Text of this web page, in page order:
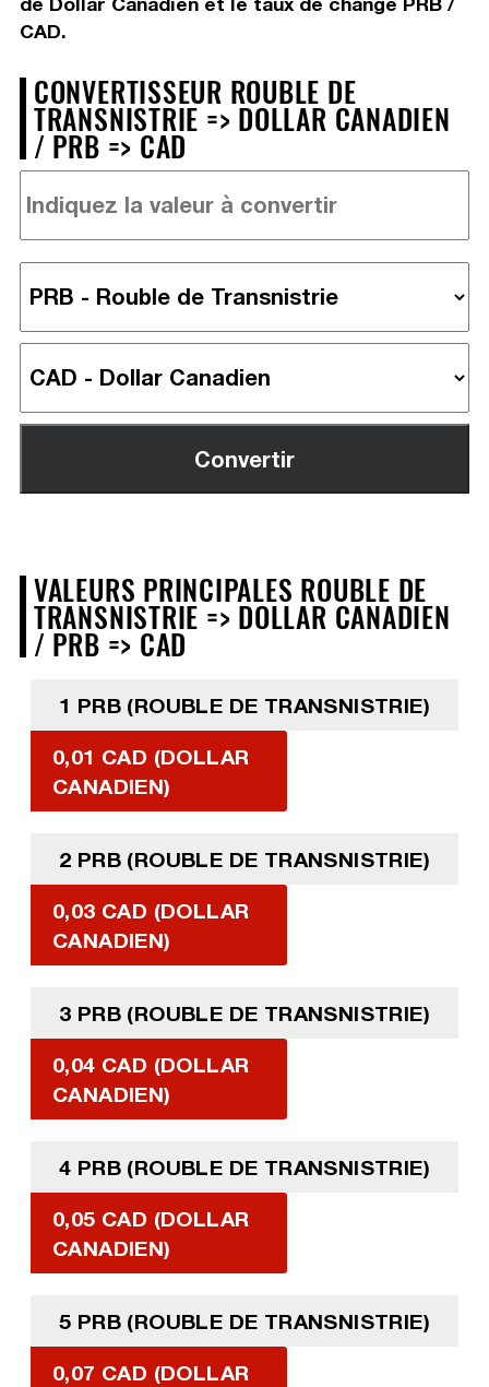
CAD.
CONVERTISSEUR ROUBLE DE
TRANSNISTRIE => DOLLAR CANADIEN
/ PRB => CAD
VALEURS PRINCIPALES ROUBLE DE
TRANSNISTRIE => DOLLAR CANADIEN
/ PRB => CAD
1 PRB (ROUBLE DE TRANSNISTRIE)
0,01 CAD (DOLLAR
CANADIEN)
2 PRB (ROUBLE DE TRANSNISTRIE)
0,03 CAD (DOLLAR
CANADIEN)
3 PRB (ROUBLE DE TRANSNISTRIE)
0,04 CAD (DOLLAR
CANADIEN)
4 PRB (ROUBLE DE TRANSNISTRIE)
0,05 CAD (DOLLAR
CANADIEN)
5 PRB (ROUBLE DE TRANSNISTRIE)
0,07 CAD (DOLLAR